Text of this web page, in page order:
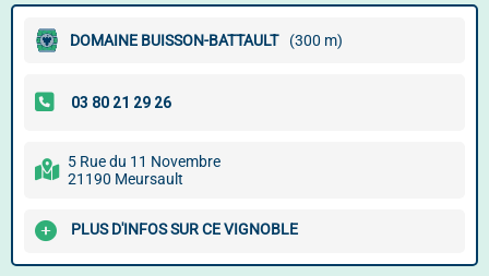
DOMAINE BUISSON-BATTAULT (300 m)
5 Rue du 11 Novembre
21190 Meursault
PLUS D'INFOS SUR CE VIGNOBLE